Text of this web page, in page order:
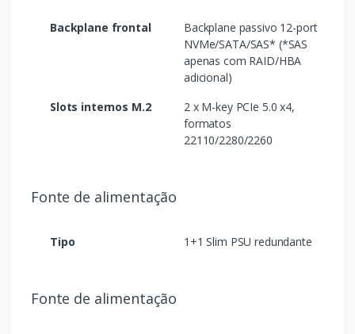
Backplane frontal
Backplane passivo 12-port
NVMe/SATA/SAS* (*SAS
apenas com RAID/HBA
adicional)
Slots internos M.2
2 x M-key PCIe 5.0 x4,
formatos
22110/2280/2260
Fonte de alimentação
Tipo 1+1 Slim PSU redundante
Fonte de alimentação